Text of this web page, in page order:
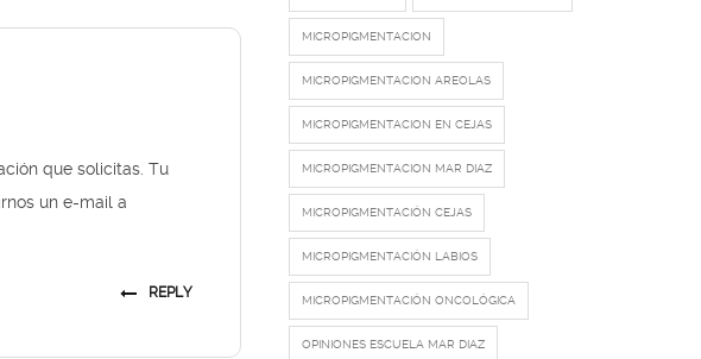
que solicitas. Tu
un e-mail a
REPLY
MICROPIGMENTACION
MICROPIGMENTACION AREOLAS
MICROPIGMENTACION EN CEJAS
MICROPIGMENTACION MAR DIAZ
MICROPIGMENTACIÓN CEJAS
MICROPIGMENTACIÓN LABIOS
MICROPIGMENTACIÓN ONCOLÓGICA
OPINIONES ESCUELA MAR DIAZ